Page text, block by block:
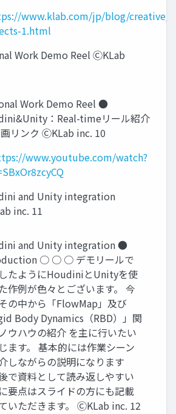
www.klab.com/jp/blog/creative/
1.html
Work Demo Reel ⒸKLab
Work Demo Reel ●
：Real-timeリール紹介
リンク ⒸKLab inc. 10
www.youtube.com/watch?
and Unity integration
inc. 11
and Unity integration ●
○ ○ ○ デモリールで
たようにHoudiniとUnityを使
作例が色々とございます。 今
の中から「FlowMap」及び
Body Dynamics（RBD）」関
ウハウの紹介 を主に行いたい
ます。 基本的には作業シーン
しながらの説明になります
で資料として読み返しやすい
要点はスライドの方にも記載
いただきます。 ⒸKLab inc. 12